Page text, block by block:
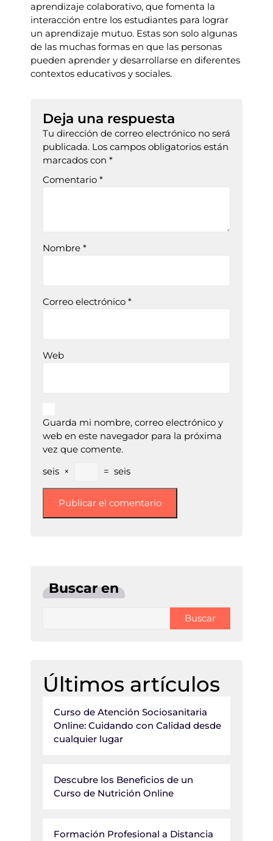
aprendizaje colaborativo, que fomenta la
interacción entre los estudiantes para lograr
un aprendizaje mutuo. Estas son solo algunas
de las muchas formas en que las personas
pueden aprender y desarrollarse en diferentes
contextos educativos y sociales.
Deja una respuesta
Tu dirección de correo electrónico no será
publicada. Los campos obligatorios están
marcados con *
Comentario *
Nombre *
Correo electrónico *
Web
Guarda mi nombre, correo electrónico y
web en este navegador para la próxima
vez que comente.
seis × = seis
Buscar en
Buscar
Últimos artículos
Curso de Atención Sociosanitaria
Online: Cuidando con Calidad desde
cualquier lugar
Descubre los Beneficios de un
Curso de Nutrición Online
Formación Profesional a Distancia